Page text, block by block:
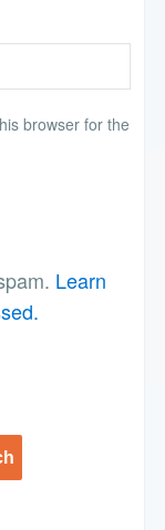
browser for the
Learn